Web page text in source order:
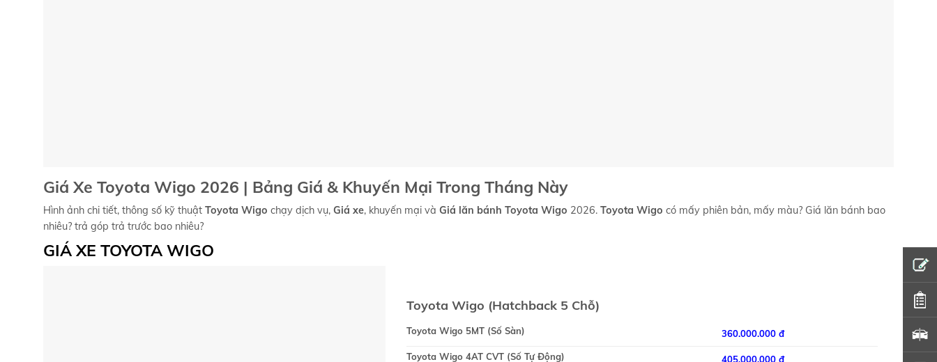
Giá Xe Toyota Wigo 2026 | Bảng Giá & Khuyến Mại Trong Tháng Này
Hình ảnh chi tiết, thông số kỹ thuật Toyota Wigo chạy dịch vụ, Giá xe, khuyến mại và Giá lăn bánh Toyota Wigo 2026. Toyota Wigo có mấy phiên bản, mấy màu? Giá lăn bánh bao
nhiêu? trả góp trả trước bao nhiêu?
GIÁ XE TOYOTA WIGO
Toyota Wigo (Hatchback 5 Chỗ)
Toyota Wigo 5MT (Số Sàn) 360.000.000 đ
Toyota Wigo 4AT CVT (Số Tự Động) 405.000.000 đ